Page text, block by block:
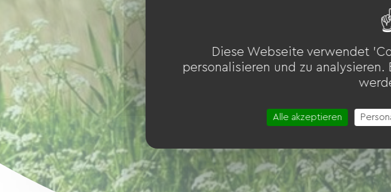
Diese Webseite verwendet
personalisieren und zu
Alle akzeptieren